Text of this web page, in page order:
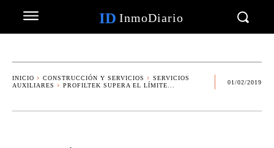
ID InmoDiario
INICIO CONSTRUCCIÓN Y SERVICIOS
SERVICIOS
AUXILIARES
PROFILTEK SUPERA EL LÍMITE...
01/02/2019